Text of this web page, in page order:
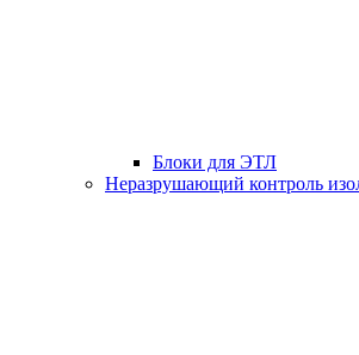
Блоки для ЭТЛ
Неразрушающий контроль